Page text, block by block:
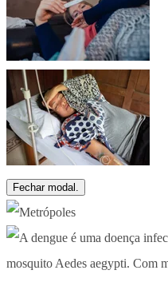
Fechar modal.